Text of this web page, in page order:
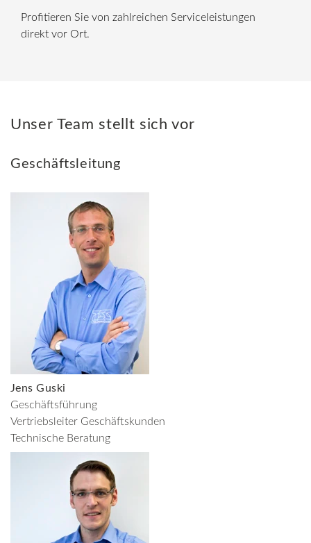
Profitieren Sie von zahlreichen Serviceleistungen
direkt vor Ort.
Unser Team stellt sich vor
Geschäftsleitung
Jens Guski
Geschäftsführung
Vertriebsleiter Geschäftskunden
Technische Beratung